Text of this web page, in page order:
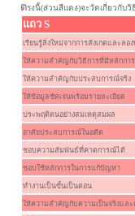
ตรงนี้(ส่วนสีแดง)จะวัดเกี่ยวกับ
แถว S
เรียนรู้สิ่งใหม่จากการสังเกตและลอ
ให้ความสำคัญกับวิธีการที่มีหลักกา
ให้ความสำคัญกับประสบการณ์จริง
ให้ข้อมูลชัดเจนพร้อมรายละเอียด
ประพฤติตนอย่างสมเหตุสมผล
อาศัยประสบการณ์ในอดีต
ชอบความสัมพันธ์ที่คาดการณ์ได้
ชอบใช้หลักการในการแก้ปัญหา
ทำงานเป็นขั้นเป็นตอน
ให้ความสำคัญกับความเป็นจริงแล